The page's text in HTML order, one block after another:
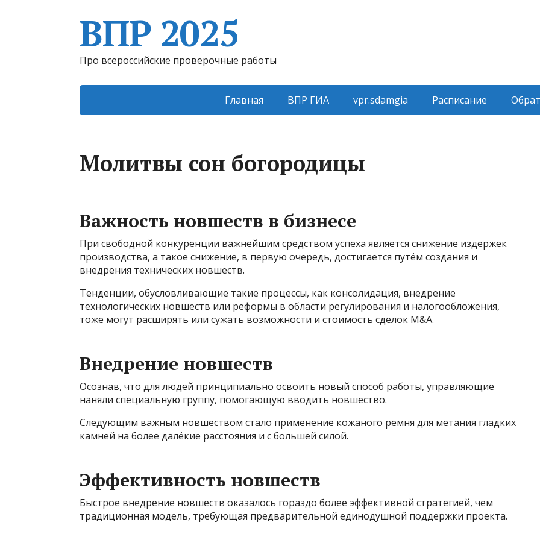
ВПР 2025
Про всероссийские проверочные работы
Главная ВПР ГИА vpr.sdamgia Расписание
Молитвы сон богородицы
Важность новшеств в бизнесе
При свободной конкуренции важнейшим средством успеха является снижение издержек
производства, а такое снижение, в первую очередь, достигается путём создания и
внедрения технических новшеств.
Тенденции, обусловливающие такие процессы, как консолидация, внедрение
технологических новшеств или реформы в области регулирования и налогообложения,
тоже могут расширять или сужать возможности и стоимость сделок M&A.
Внедрение новшеств
Осознав, что для людей принципиально освоить новый способ работы, управляющие
наняли специальную группу, помогающую вводить новшество.
Следующим важным новшеством стало применение кожаного ремня для метания гладких
камней на более далёкие расстояния и с большей силой.
Эффективность новшеств
Быстрое внедрение новшеств оказалось гораздо более эффективной стратегией, чем
традиционная модель, требующая предварительной единодушной поддержки проекта.